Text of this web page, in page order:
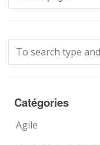
Catégories
Agile